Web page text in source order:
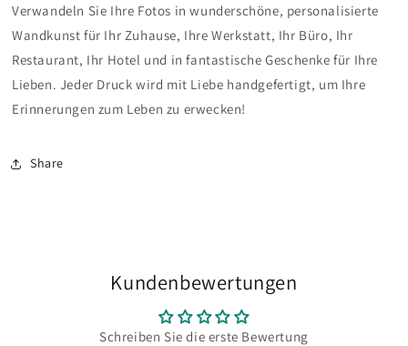
Verwandeln Sie Ihre Fotos in wunderschöne, personalisierte
Wandkunst für Ihr Zuhause, Ihre Werkstatt, Ihr Büro, Ihr
Restaurant, Ihr Hotel und in fantastische Geschenke für Ihre
Lieben. Jeder Druck wird mit Liebe handgefertigt, um Ihre
Erinnerungen zum Leben zu erwecken!
Share
Kundenbewertungen
Schreiben Sie die erste Bewertung